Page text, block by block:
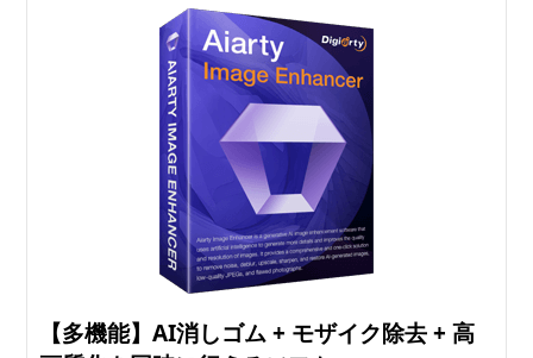
【多機能】AI消しゴム + モザイク除去 + 高